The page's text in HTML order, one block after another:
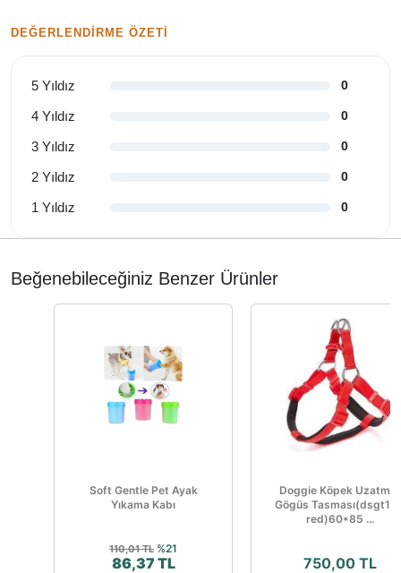
DEĞERLENDIRME ÖZETI
5 Yıldız 0
4 Yıldız 0
3 Yıldız 0
2 Yıldız 0
1 Yıldız 0
Beğenebileceğiniz Benzer Ürünler
Soft Gentle Pet Ayak
Yıkama Kabı
110,01 TL %21
86,37 TL
Doggie Köpek Uzatma-
Gögüs
red)60*85 ...
750,00 TL